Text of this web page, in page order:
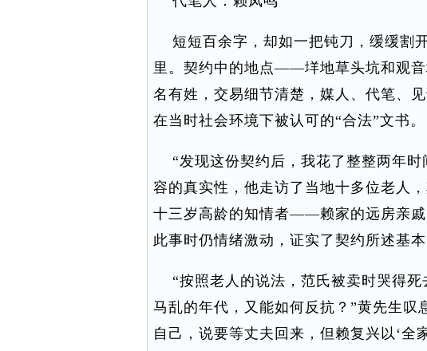
短短百余字，却如一把钝刀，缓缓割
里。契约中的地点——垟地草头坑和观
名有姓，交易细节清楚，媒人、代笔、
在当时社会环境下被认可的“合法”文书。
“发现这份契约后，我花了整整两年时
容的真实性，他走访了当地十多位老人
十三岁高龄的知情者——赖家的远房亲戚
此事时仍情绪激动，证实了契约所述基本
“按照老人的说法，范氏被卖时哭得死
马乱的年代，又能如何反抗？”黄先生叹
自己，说要等丈夫回来，但赖复兴以‘全